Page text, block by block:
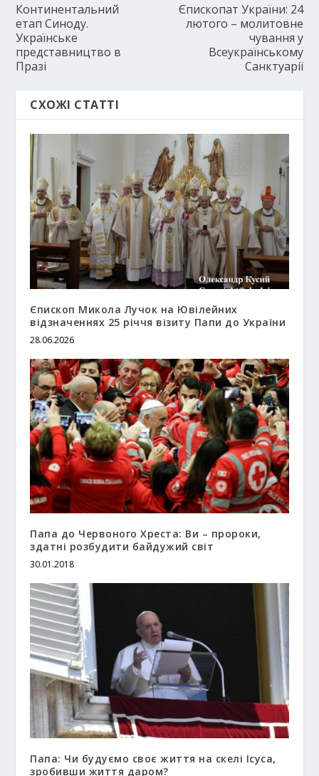
Континентальний
етап Синоду.
Українське
представництво в
Празі
Єпископат України: 24
лютого – молитовне
чування у
Всеукраїнському
Санктуарії
СХОЖІ СТАТТІ
Єпископ Микола Лучок на Ювілейних
відзначеннях 25 річчя візиту Папи до України
28.06.2026
Папа до Червоного Хреста: Ви – пророки,
здатні розбудити байдужий світ
30.01.2018
Папа: Чи будуємо своє життя на скелі Ісуса,
зробивши життя даром?